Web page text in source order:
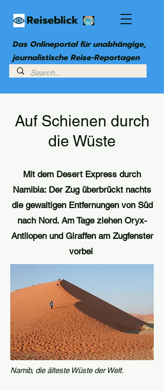
Reiseblick
Das Onlineportal für unabhängige,
journalistische Reise-Reportagen
Auf Schienen durch
die Wüste
Mit dem Desert Express durch
Namibia: Der Zug überbrückt nachts
die gewaltigen Entfernungen von Süd
nach Nord. Am Tage ziehen Oryx-
Antilopen und Giraffen am Zugfenster
vorbei
Namib, die älteste Wüste der Welt.